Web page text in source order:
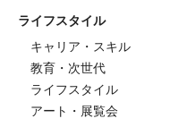
ライフスタイル
キャリア・スキル
教育・次世代
ライフスタイル
アート・展覧会